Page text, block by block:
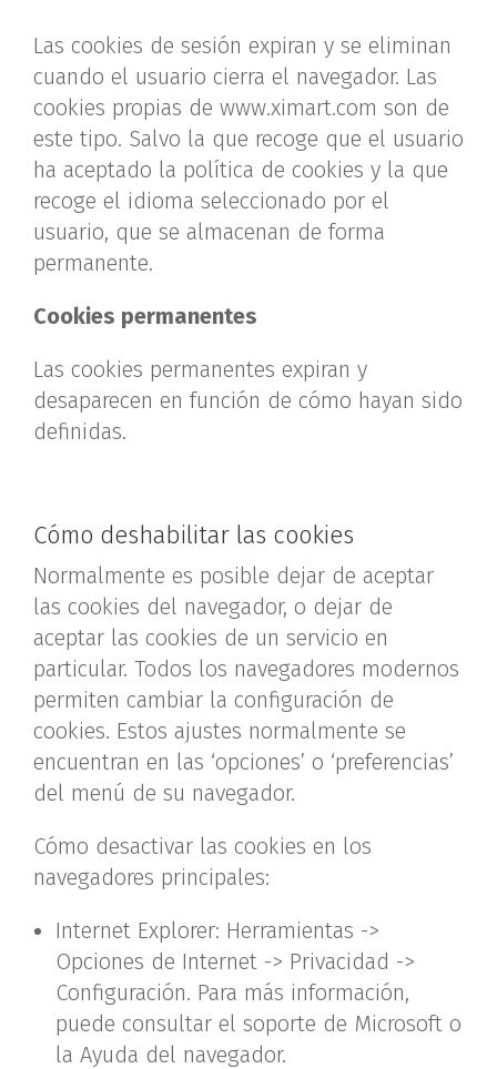
Las cookies de sesión expiran y se eliminan
cuando el usuario cierra el navegador. Las
cookies propias de www.ximart.com son de
este tipo. Salvo la que recoge que el usuario
ha aceptado la política de cookies y la que
recoge el idioma seleccionado por el
usuario, que se almacenan de forma
permanente.
Cookies permanentes
Las cookies permanentes expiran y
desaparecen en función de cómo hayan sido
definidas.
Cómo deshabilitar las cookies
Normalmente es posible dejar de aceptar
las cookies del navegador, o dejar de
aceptar las cookies de un servicio en
particular. Todos los navegadores modernos
permiten cambiar la configuración de
cookies. Estos ajustes normalmente se
encuentran en las ‘opciones’ o ‘preferencias’
del menú de su navegador.
Cómo desactivar las cookies en los
navegadores principales:
Internet Explorer: Herramientas ->
Opciones de Internet -> Privacidad ->
Configuración. Para más información,
puede consultar el soporte de Microsoft o
la Ayuda del navegador.